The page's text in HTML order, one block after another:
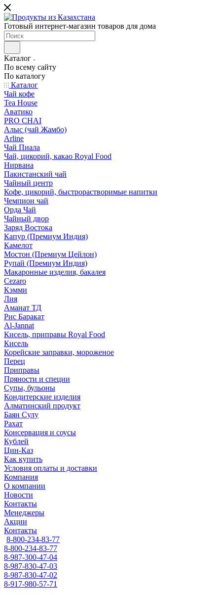
Готовый интернет-магазин товаров для дома
Каталог
По всему сайту
По каталогу
Каталог
Чай кофе
Tea House
Аватико
PRO CHAI
Алыс (чай Жамбо)
Arline
Чай Пиала
Чай, цикорий, какао Royal Food
Нирвана
Пакистанский чай
Чайный центр
Кофе, цикорий, быстрорастворимые напитки
Чемпион чай
Орда Чай
Чайный двор
Заряд Востока
Капур (Премиум Индия)
Камелот
Мостон (Премиум Цейлон)
Рупай (Премиум Индия)
Макаронные изделия, бакалея
Cezaro
Кэмми
Лия
Аманат ТД
Рис Баракат
Al-Jannat
Кисель, приправы Royal Food
Кисель
Корейские заправки, мороженое
Перец
Приправы
Пряности и специи
Супы, бульоны
Кондитерские изделия
Алматинский продукт
Баян Сулу
Рахат
Консервация и соусы
Кублей
Цин-Каз
Как купить
Условия оплаты и доставки
Компания
О компании
Новости
Контакты
Менеджеры
Акции
Контакты
8-800-234-83-77
8-800-234-83-77
8-987-300-47-04
8-987-830-47-03
8-987-830-47-02
8-917-980-57-71